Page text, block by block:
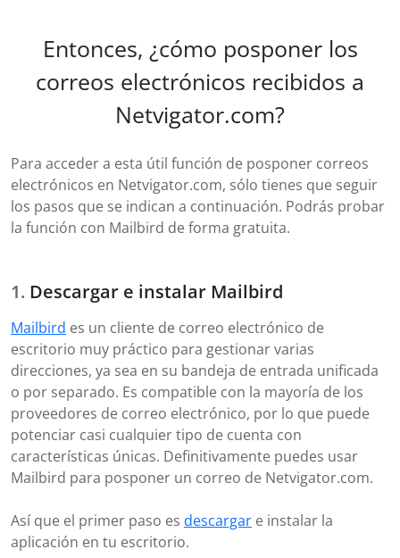
Entonces, ¿cómo posponer los
correos electrónicos recibidos a
Netvigator.com?
Para acceder a esta útil función de posponer correos
electrónicos en Netvigator.com, sólo tienes que seguir
los pasos que se indican a continuación. Podrás probar
la función con Mailbird de forma gratuita.
Descargar e instalar Mailbird
Mailbird es un cliente de correo electrónico de
escritorio muy práctico para gestionar varias
direcciones, ya sea en su bandeja de entrada unificada
o por separado. Es compatible con la mayoría de los
proveedores de correo electrónico, por lo que puede
potenciar casi cualquier tipo de cuenta con
características únicas. Definitivamente puedes usar
Mailbird para posponer un correo de Netvigator.com.
Así que el primer paso es descargar e instalar la
aplicación en tu escritorio.